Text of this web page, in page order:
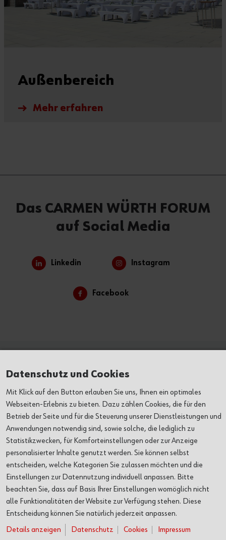
Außenbereich
Mehr erfahren
Das CARMEN WÜRTH FORUM
auf Social Media
Linkedin Instagram
Facebook
Alles auf einen Blick
FÜR BESUCHER
FÜR VERANSTALTER
KULTUR
KONTAKT
Datenschutz und Cookies
Mit Klick auf den Button erlauben Sie uns, Ihnen ein optimales
Webseiten-Erlebnis zu bieten. Dazu zählen Cookies, die für den
Betrieb der Seite und für die Steuerung unserer Dienstleistungen und
Anwendungen notwendig sind, sowie solche, die lediglich zu
Statistikzwecken, für Komforteinstellungen oder zur Anzeige
personalisierter Inhalte genutzt werden. Sie können selbst
entscheiden, welche Kategorien Sie zulassen möchten und die
Einstellungen zur Datennutzung individuell anpassen. Bitte
beachten Sie, dass auf Basis Ihrer Einstellungen womöglich nicht
alle Funktionalitäten der Website zur Verfügung stehen. Diese
Entscheidung können Sie natürlich jederzeit anpassen.
Details anzeigen
Datenschutz Cookies Impressum